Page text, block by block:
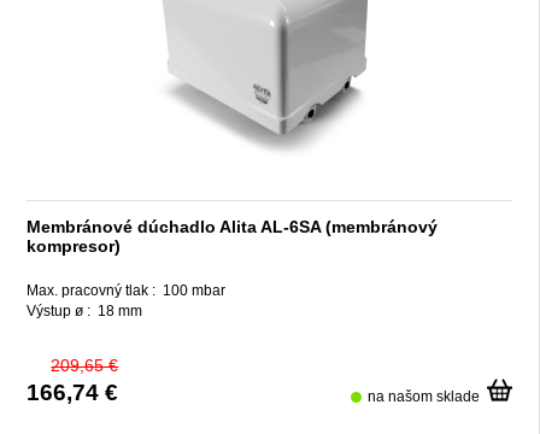
Membránové dúchadlo Alita AL-6SA (membránový
kompresor)
Max. pracovný tlak : 100 mbar
Výstup ø : 18 mm
209,65 €
166,74 € na našom sklade